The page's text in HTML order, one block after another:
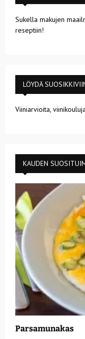
Sukella makujen
reseptiin!
LÖYDÄ
Viiniarvioita,
KAUDEN
Parsamunakas